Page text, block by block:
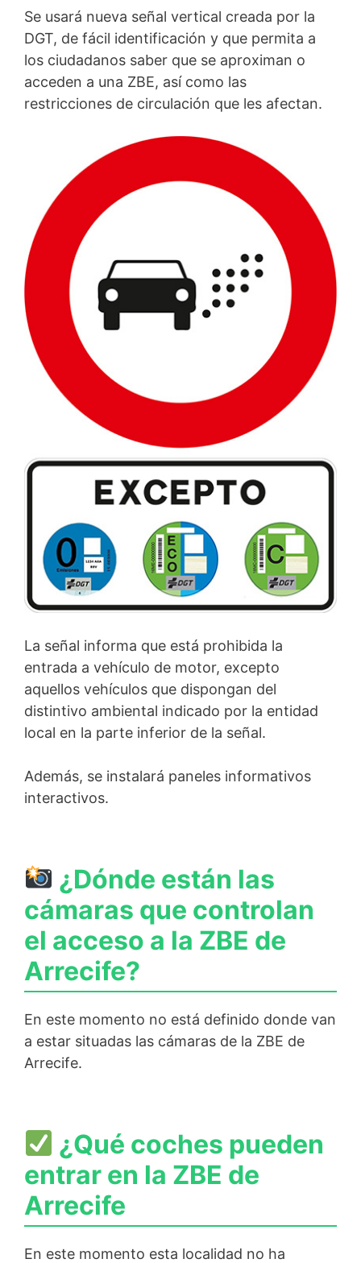
Se usará nueva señal vertical creada por la
DGT, de fácil identificación y que permita a
los ciudadanos saber que se aproximan o
acceden a una ZBE, así como las
restricciones de circulación que les afectan.
La señal informa que está prohibida la
entrada a vehículo de motor, excepto
aquellos vehículos que dispongan del
distintivo ambiental indicado por la entidad
local en la parte inferior de la señal.
Además, se instalará paneles informativos
interactivos.
¿Dónde están las
cámaras que controlan
el acceso a la ZBE de
Arrecife?
En este momento no está definido donde van
a estar situadas las cámaras de la ZBE de
Arrecife.
¿Qué coches pueden
entrar en la ZBE de
Arrecife
En este momento esta localidad no ha